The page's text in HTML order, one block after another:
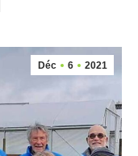
Déc 6 2021